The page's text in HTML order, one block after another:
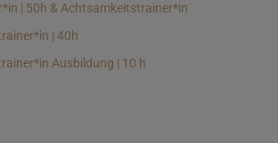
| 50h & Achtsamkeitstrainer*in
| 40h
Ausbildung | 10 h